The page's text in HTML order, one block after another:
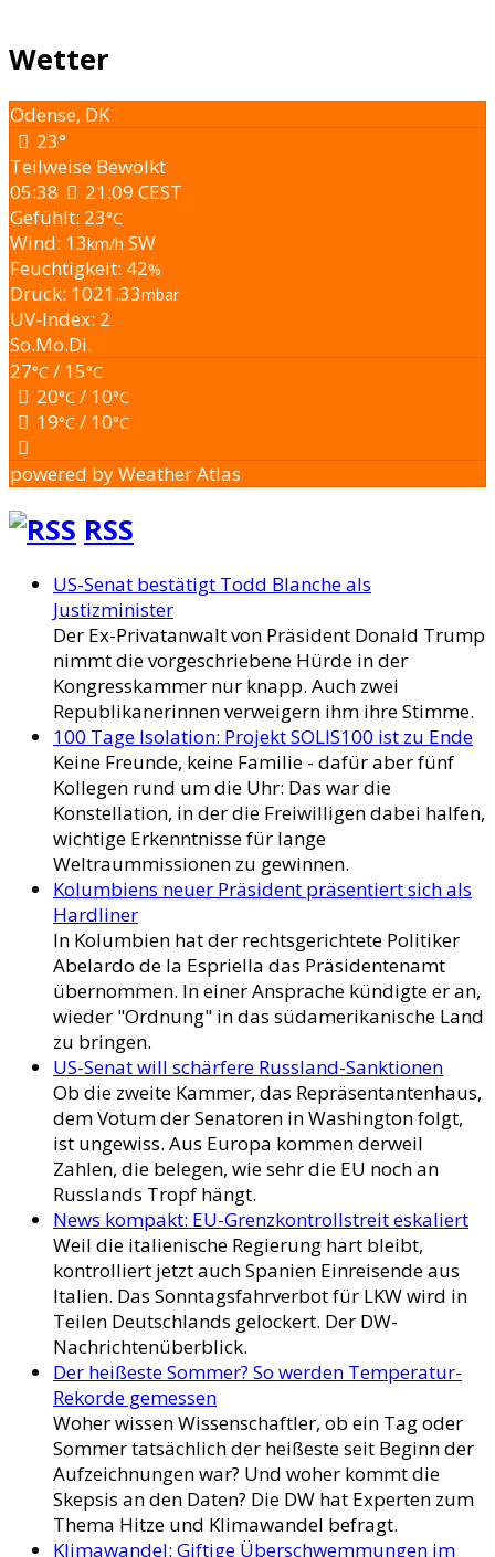
Wetter
Odense, DK
23°
Teilweise Bewölkt
05:38
21:09 CEST
Gefühlt: 23°C
Wind: 13km/h SW
Feuchtigkeit: 42%
Druck: 1021.33mbar
UV-Index: 2
So.Mo.Di.
27°C / 15°C
20°C/ 10°C
19°C/ 10°C
powered byWeather Atlas
RSS
US-Senat bestätigt Todd Blanche als
Justizminister
Der Ex-Privatanwalt von Präsident Donald Trump
nimmt die vorgeschriebene Hürde in der
Kongresskammer nur knapp. Auch zwei
Republikanerinnen verweigern ihm ihre Stimme.
100 Tage Isolation: Projekt SOLIS100 ist zu Ende
Keine Freunde, keine Familie - dafür aber fünf
Kollegen rund um die Uhr: Das war die
Konstellation, in der die Freiwilligen dabei halfen,
wichtige Erkenntnisse für lange
Weltraummissionen zu gewinnen.
Kolumbiens neuer Präsident präsentiert sich als
Hardliner
In Kolumbien hat der rechtsgerichtete Politiker
Abelardo de la Espriella das Präsidentenamt
übernommen. In einer Ansprache kündigte er an,
wieder "Ordnung" in das südamerikanische Land
zu bringen.
US-Senat will schärfere Russland-Sanktionen
Ob die zweite Kammer, das Repräsentantenhaus,
dem Votum der Senatoren in Washington folgt,
ist ungewiss. Aus Europa kommen derweil
Zahlen, die belegen, wie sehr die EU noch an
Russlands Tropf hängt.
News kompakt: EU-Grenzkontrollstreit eskaliert
Weil die italienische Regierung hart bleibt,
kontrolliert jetzt auch Spanien Einreisende aus
Italien. Das Sonntagsfahrverbot für LKW wird in
Teilen Deutschlands gelockert. Der DW-
Nachrichtenüberblick.
Der heißeste Sommer? So werden Temperatur-
Rekorde gemessen
Woher wissen Wissenschaftler, ob ein Tag oder
Sommer tatsächlich der heißeste seit Beginn der
Aufzeichnungen war? Und woher kommt die
Skepsis an den Daten? Die DW hat Experten zum
Thema Hitze und Klimawandel befragt.
Klimawandel: Giftige Überschwemmungen im